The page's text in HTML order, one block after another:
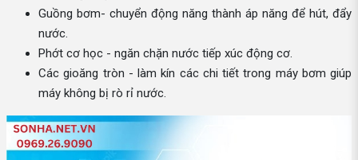
Guồng bơm- chuyển động năng thành áp năng để hút, đẩy
nước.
Phớt cơ học - ngăn chặn nước tiếp xúc động cơ.
Các gioăng tròn - làm kín các chi tiết trong máy bơm giúp
máy không bị rò rỉ nước.